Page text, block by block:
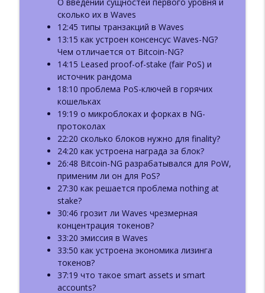
ББ-219: Василий Шаповалов: Lido,
Ethereum и DeFi в новой реальности
Базовый Блок: подкаст про блокчейн
ББ 218: Григорий Осипов:
Крипторасследования и границы
приватности в блокчейне
ББ-217: Отчёт Messari-2026. Часть 3.
DeAI и DePIN (ft. Евгений Пономарев)
Базовый Блок: подкаст про блокчейн
ББ-216: ИИ-аудиты в Web3
Базовый Блок: подкаст про блокчейн
ББ-215: Отчёт Messari-2026. Часть 2.
MultiChain и DeFi (feat. Лёха cp287)
Базовый Блок: подкаст про блокчейн
ББ-214: Отчёт Messari-2026. Часть 1.
Крипта и TradFi (ft. Павел
сколько их в Waves
12:45 типы транзакций в Waves
13:15 как устроен консенсус Waves-NG?
Чем отличается от Bitcoin-NG?
14:15 Leased proof-of-stake (fair PoS) и
источник рандома
18:10 проблема PoS-ключей в горячих
кошельках
19:19 о микроблоках и форках в NG-
протоколах
22:20 сколько блоков нужно для finality?
24:20 как устроена награда за блок?
26:48 Bitcoin-NG разрабатывался для PoW,
применим ли он для PoS?
27:30 как решается проблема nothing at
stake?
30:46 грозит ли Waves чрезмерная
концентрация токенов?
33:20 эмиссия в Waves
33:50 как устроена экономика лизинга
токенов?
37:19 что такое smart assets и smart
accounts?